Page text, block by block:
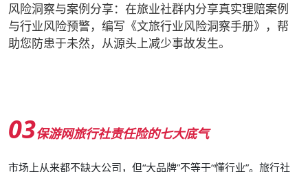
风险洞察与案例分享： 在旅业社群内分享真实理赔案例
与行业风险预警，编写《文旅行业风险洞察手册》，帮
助您防患于未然，从源头上减少事故发生。
03保游网旅行社责任险的七大底气
市场上从来都不缺大公司，但“大品牌”不等于“懂行业”。旅行社